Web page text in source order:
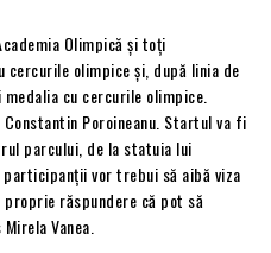
Olimpică şi toţi
olimpice şi, după linia de
cu cercurile olimpice.
Poroineanu. Startul va fi
parcului, de la statuia lui
vor trebui să aibă viza
răspundere că pot să
Vanea.